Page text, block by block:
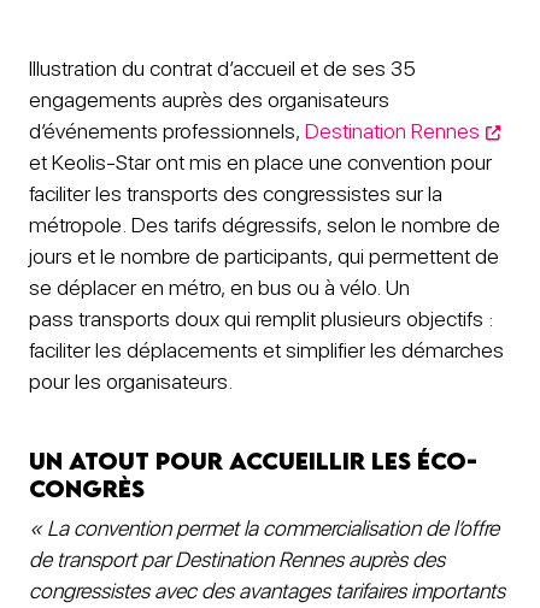
Illustration du contrat d’accueil et de ses 35
engagements auprès des organisateurs
d’événements professionnels, Destination Rennes
et Keolis-Star ont mis en place une convention pour
faciliter les transports des congressistes sur la
métropole. Des tarifs dégressifs, selon le nombre de
jours et le nombre de participants, qui permettent de
se déplacer en métro, en bus ou à vélo. Un
pass transports doux qui remplit plusieurs objectifs :
faciliter les déplacements et simplifier les démarches
pour les organisateurs.
Un atout pour accueillir les éco-
congrès
« La convention permet la commercialisation de l’offre
de transport par Destination Rennes auprès des
congressistes avec des avantages tarifaires importants